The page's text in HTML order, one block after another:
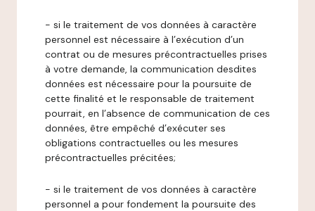
- si le traitement de vos données à caractère
personnel est nécessaire à l’exécution d’un
contrat ou de mesures précontractuelles prises
à votre demande, la communication desdites
données est nécessaire pour la poursuite de
cette finalité et le responsable de traitement
pourrait, en l’absence de communication de ces
données, être empêché d’exécuter ses
obligations contractuelles ou les mesures
précontractuelles précitées;
- si le traitement de vos données à caractère
personnel a pour fondement la poursuite des